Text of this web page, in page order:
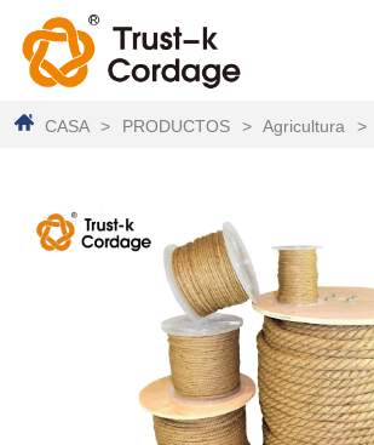
CASA > PRODUCTOS > Agricultura >